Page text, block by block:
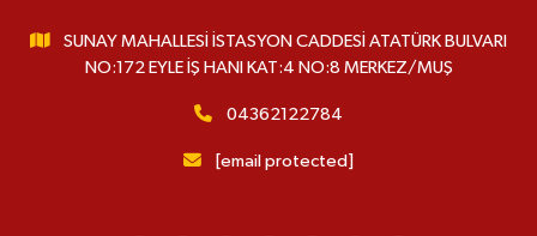
SUNAY MAHALLESİ İSTASYON CADDESİ ATATÜRK BULVARI
NO:172 EYLE İŞ HANI KAT:4 NO:8 MERKEZ/MUŞ
04362122784
[email protected]